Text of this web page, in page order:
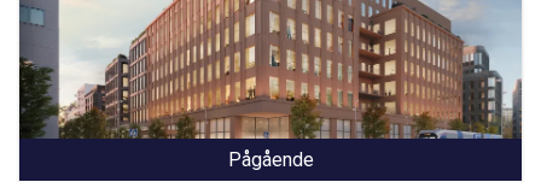
Pågående